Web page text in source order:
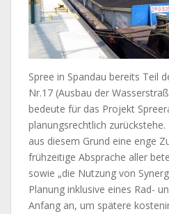
Spree in Spandau bereits Teil
Nr.17 (Ausbau der
bedeute für das Projekt
planungsrechtlich
aus diesem Grund eine enge
frühzeitige Absprache aller
sowie „die Nutzung von
Planung inklusive eines Rad-
Anfang an, um spätere